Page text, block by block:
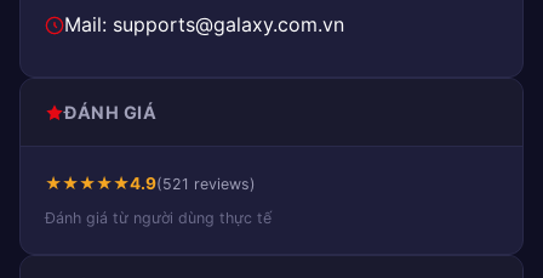
Mail: supports@galaxy.com.vn
ĐÁNH GIÁ
★★★★★4.9(521 reviews)
Đánh giá từ người dùng thực tế